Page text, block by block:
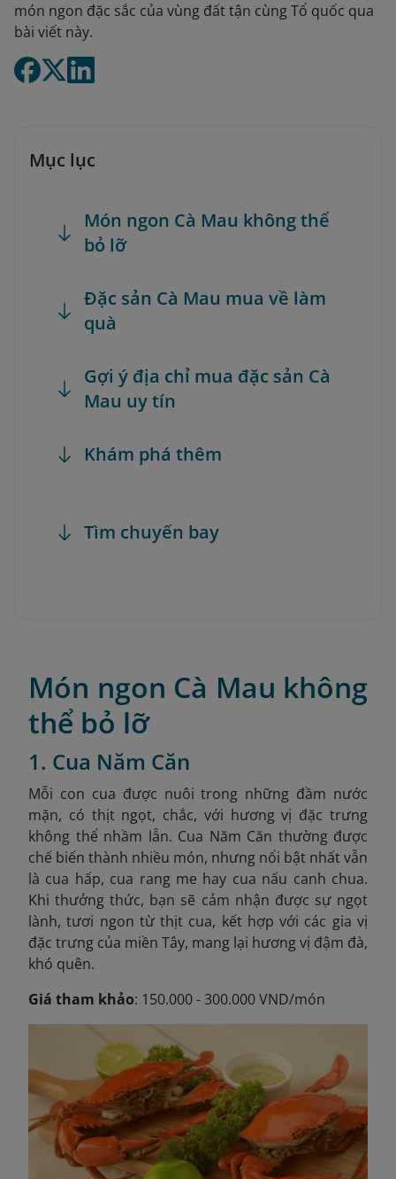
món ngon đặc sắc của vùng đất tận cùng Tổ quốc qua
bài viết này.
Mục lục
Món ngon Cà Mau không thể
bỏ lỡ
Đặc sản Cà Mau mua về làm
quà
Gợi ý địa chỉ mua đặc sản Cà
Mau uy tín
Khám phá thêm
Tìm chuyến bay
Món ngon Cà Mau không
thể bỏ lỡ
1. Cua Năm Căn
Mỗi con cua được nuôi trong những đầm nước
mặn, có thịt ngọt, chắc, với hương vị đặc trưng
không thể nhầm lẫn. Cua Năm Căn thường được
chế biến thành nhiều món, nhưng nổi bật nhất vẫn
là cua hấp, cua rang me hay cua nấu canh chua.
Khi thưởng thức, bạn sẽ cảm nhận được sự ngọt
lành, tươi ngon từ thịt cua, kết hợp với các gia vị
đặc trưng của miền Tây, mang lại hương vị đậm đà,
khó quên.
Giá tham khảo: 150.000 - 300.000 VND/món